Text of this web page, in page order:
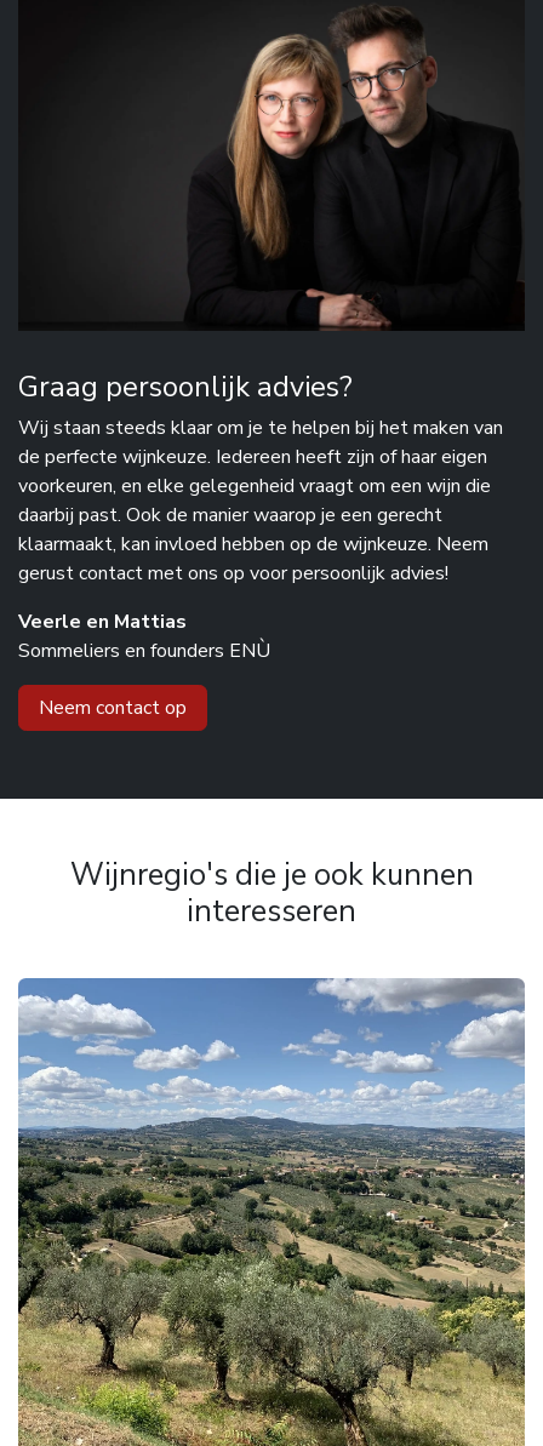
Graag persoonlijk advies?
Wij staan steeds klaar om je te helpen bij het maken van
de perfecte wijnkeuze. Iedereen heeft zijn of haar eigen
voorkeuren, en elke gelegenheid vraagt om een wijn die
daarbij past. Ook de manier waarop je een gerecht
klaarmaakt, kan invloed hebben op de wijnkeuze. Neem
gerust contact met ons op voor persoonlijk advies!
Veerle en Mattias
Sommeliers en founders ENÙ
Neem contact op
Wijnregio's die je ook kunnen
interesseren